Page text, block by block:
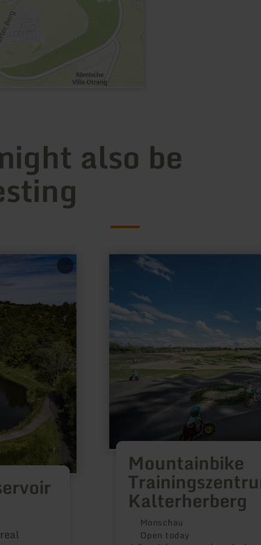
also be
Mountainbike
Kalterherberg
Monschau
Open today
Mountainbike
Trainingszentrum
Kalterherberg